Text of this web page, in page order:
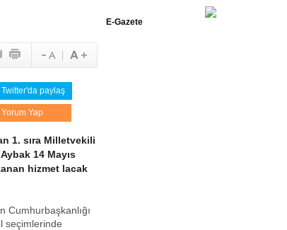
Twitter'da paylaş
Yorum Yap
1. sıra Milletvekili
14 Mayıs
hizmet lacak
Cumhurbaşkanlığı
seçimlerinde
E-Gazete